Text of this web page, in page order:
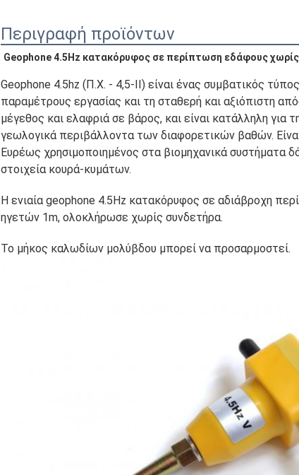
Περιγραφή προϊόντων
Geophone 4.5Hz κατακόρυφος σε περίπτωση εδάφους
Geophone 4.5hz (Π.Χ. - 4,5-ΙΙ) είναι ένας συμβατικός
παραμέτρους εργασίας και τη σταθερή και αξιόπιστη
μέγεθος και ελαφριά σε βάρος, και είναι κατάλληλη
γεωλογικά περιβάλλοντα των διαφορετικών βαθών.
Ευρέως χρησιμοποιημένος στα βιομηχανικά συστήματα
στοιχεία κουρά-κυμάτων.
Η ενιαία geophone 4.5Hz κατακόρυφος σε αδιάβροχη
ηγετών 1m, ολοκλήρωσε χωρίς συνδετήρα.
Το μήκος καλωδίων μολύβδου μπορεί να προσαρμοστεί.